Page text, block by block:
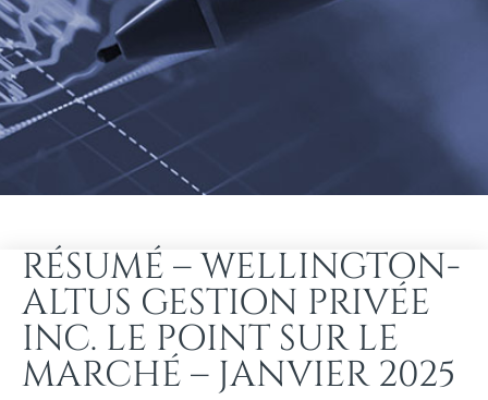
RÉSUMÉ – WELLINGTON-
ALTUS GESTION PRIVÉE
INC. LE POINT SUR LE
MARCHÉ – JANVIER 2025